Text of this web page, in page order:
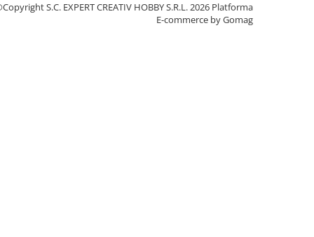
S.C. EXPERT CREATIV HOBBY S.R.L. 2026 Platforma
E-commerce by Gomag